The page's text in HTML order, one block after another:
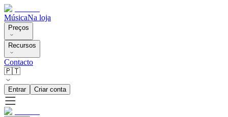
MúsicaNa loja
Preços
Recursos
Contacto
🇵🇹
Entrar Criar conta